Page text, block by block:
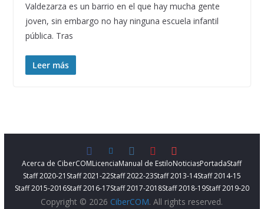
Valdezarza es un barrio en el que hay mucha gente
joven, sin embargo no hay ninguna escuela infantil
pública. Tras
Leer más
Acerca de CiberCOMLicenciaManual de EstiloNoticiasPortadaStaff
Staff 2020-21 Staff 2021-22Staff 2022-23Staff 2013-14Staff 2014-15
Staff 2015-2016Staff 2016-17Staff 2017-2018Staff 2018-19Staff 2019-20
Copyright © 2026 CiberCOM. All rights reserved.